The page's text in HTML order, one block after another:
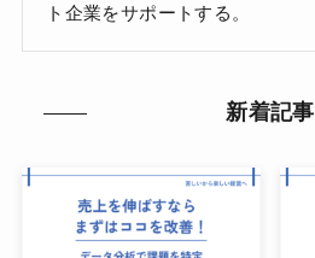
ト企業をサポートする。
新着記事